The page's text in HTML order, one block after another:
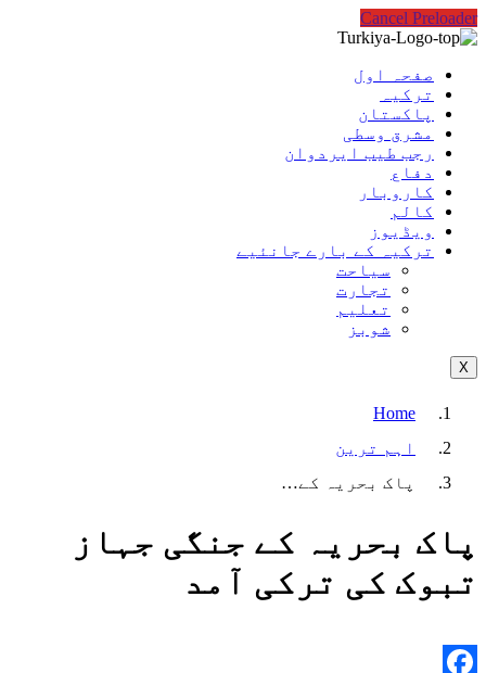
Cancel Preloader
صفحہ اول
ترکیہ
پاکستان
مشرق وسطی
رجب طیب ایردوان
دفاع
کاروبار
کالم
ویڈیوز
ترکیہ کے بارے جانئیے
سیاحت
تجارت
تعلیم
شوبز
X
Home
اہم ترین
پاک بحریہ کے…
پاک بحریہ کے جنگی جہاز
تبوک کی ترکی آمد